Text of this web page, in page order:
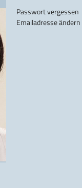
Passwort vergessen
Emailadresse ändern